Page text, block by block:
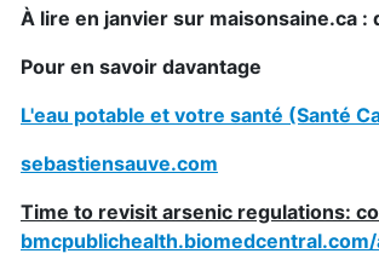
À lire en janvier sur maisonsaine.ca
Pour en savoir davantage
L'eau potable et votre santé (Santé
sebastiensauve.com
Time to revisit arsenic regulations: